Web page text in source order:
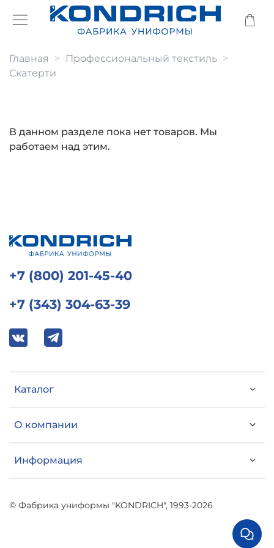
Главная
Профессиональный текстиль
Скатерти
В данном разделе пока нет товаров. Мы
работаем над этим.
Каталог
О компании
Информация
+7 (800) 201-45-40
+7 (343) 304-63-39
© Фабрика униформы "KONDRICH", 1993-2026